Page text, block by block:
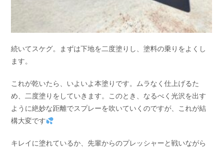
続いてスケグ。まずは下地を二度塗りし、塗料の乗りをよくし
ます。
これが乾いたら、いよいよ本塗りです。ムラなく仕上げるた
め、二度塗りをしていきます。このとき、なるべく光沢を出す
ように絶妙な距離でスプレーを吹いていくのですが、これが結
構大変です
キレイに塗れているか、先輩からのプレッシャーと戦いながら